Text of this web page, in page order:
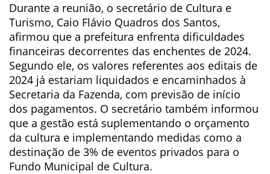
Durante a reunião, o secretário de Cultura e
Turismo, Caio Flávio Quadros dos Santos,
afirmou que a prefeitura enfrenta dificuldades
financeiras decorrentes das enchentes de 2024.
Segundo ele, os valores referentes aos editais de
2024 já estariam liquidados e encaminhados à
Secretaria da Fazenda, com previsão de início
dos pagamentos. O secretário também informou
que a gestão está suplementando o orçamento
da cultura e implementando medidas como a
destinação de 3% de eventos privados para o
Fundo Municipal de Cultura.